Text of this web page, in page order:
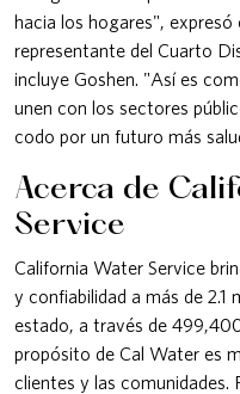
hacia los hogares", expresó
representante del Cuarto
incluye Goshen. "Así es
unen con los sectores
codo por un futuro más
Acerca de
Service
California Water Service
y confiabilidad a más de 2.1
estado, a través de
propósito de Cal Water es
clientes y las comunidades.